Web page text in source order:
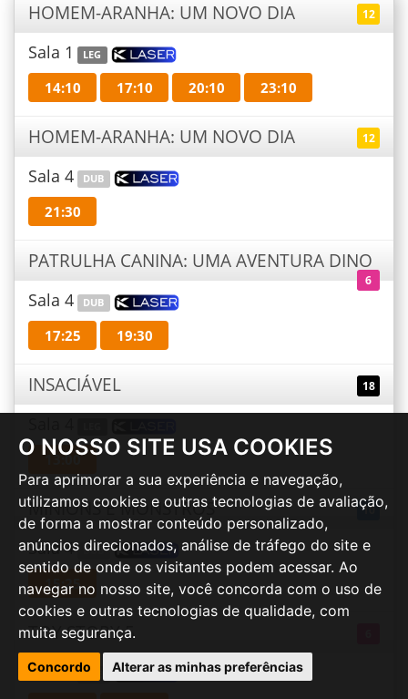
O NOSSO SITE USA COOKIES
Para aprimorar a sua experiência e navegação,
utilizamos cookies e outras tecnologias de avaliação,
de forma a mostrar conteúdo personalizado,
anúncios direcionados, análise de tráfego do site e
sentido de onde os visitantes podem acessar. Ao
navegar no nosso site, você concorda com o uso de
cookies e outras tecnologias de qualidade, com
muita segurança.
Concordo Alterar as minhas preferências
HOMEM-ARANHA: UM NOVO DIA 12
Sala 1 LEG
14:10 17:10 20:10 23:10
HOMEM-ARANHA: UM NOVO DIA 12
Sala 4 DUB
21:30
PATRULHA CANINA: UMA AVENTURA DINO
6
Sala 4 DUB
17:25 19:30
INSACIÁVEL 18
13:00
MINIONS E MONSTROS 10
Sala 4 DUB
15:25
TOY STORY 5
Sala 5 DUB